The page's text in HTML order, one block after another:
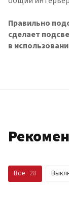
Правильно
сделает
в
Все 28